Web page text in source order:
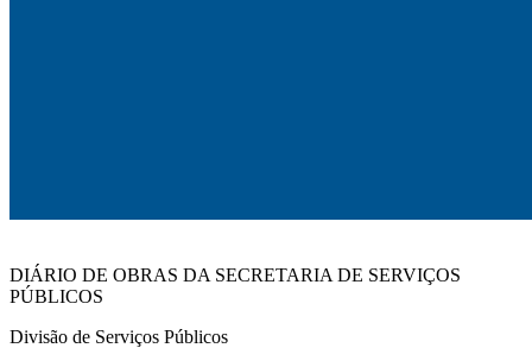
DIÁRIO DE OBRAS DA SECRETARIA DE SERVIÇOS
PÚBLICOS
Divisão de Serviços Públicos